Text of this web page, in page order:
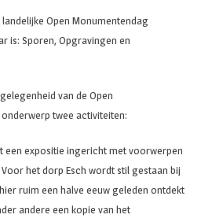
Open Monumentendag
is: Sporen, Opgravingen en
van de Open
twee activiteiten:
een expositie ingericht met voorwerpen
het dorp Esch wordt stil gestaan bij
ruim een halve eeuw geleden ontdekt
andere een kopie van het